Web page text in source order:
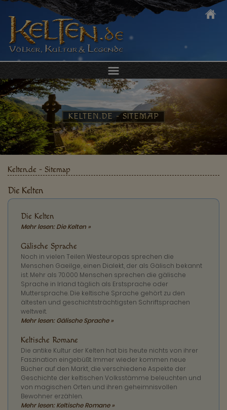
DIE KELTEN
KULTUR & ALLTAG
KELTEN ERLEBEN
KELTISCHER SCHMUCK
KELTEN.DE - SITEMAP
Kelten.de - Sitemap
Die Kelten
Die Kelten
Mehr lesen: Die Kelten »
Gälische Sprache
Noch in vielen Teilen Westeuropas sprechen die
Menschen Gaeilge, einen Dialekt, der als Gälisch bekannt
ist. Mehr als 70.000 Menschen sprechen die gälische
Sprache in Irland täglich als Erstsprache oder
Muttersprache. Die keltische Sprache gehört zu den
ältesten und geschichtsträchtigsten Schriftsprachen
weltweit.
Mehr lesen: Gälische Sprache »
Keltische Romane
Die antike Kultur der Kelten hat bis heute nichts von ihrer
Faszination eingebüßt. Immer wieder kommen neue
Bücher auf den Markt, die verschiedene Aspekte der
Geschichte der keltischen Volksstämme beleuchten und
von magischen Orten und ihren geheimnisvollen
Bewohner erzählen.
Mehr lesen: Keltische Romane »